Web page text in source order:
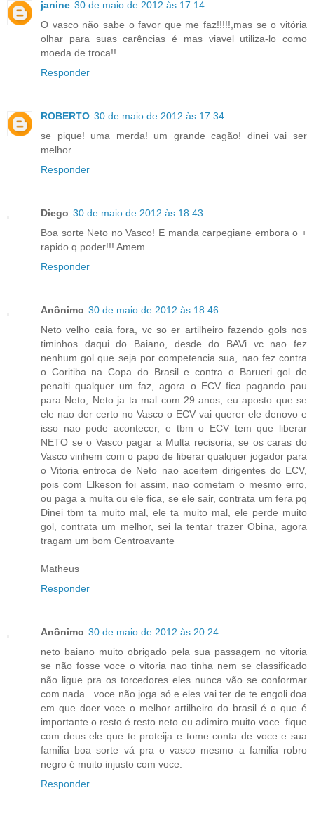
janine 30 de maio de 2012 às 17:14
O vasco não sabe o favor que me faz!!!!!,mas se o vitória
olhar para suas carências é mas viavel utiliza-lo como
moeda de troca!!
Responder
ROBERTO 30 de maio de 2012 às 17:34
se pique! uma merda! um grande cagão! dinei vai ser
melhor
Responder
Diego 30 de maio de 2012 às 18:43
Boa sorte Neto no Vasco! E manda carpegiane embora o +
rapido q poder!!! Amem
Responder
Anônimo 30 de maio de 2012 às 18:46
Neto velho caia fora, vc so er artilheiro fazendo gols nos
timinhos daqui do Baiano, desde do BAVi vc nao fez
nenhum gol que seja por competencia sua, nao fez contra
o Coritiba na Copa do Brasil e contra o Barueri gol de
penalti qualquer um faz, agora o ECV fica pagando pau
para Neto, Neto ja ta mal com 29 anos, eu aposto que se
ele nao der certo no Vasco o ECV vai querer ele denovo e
isso nao pode acontecer, e tbm o ECV tem que liberar
NETO se o Vasco pagar a Multa recisoria, se os caras do
Vasco vinhem com o papo de liberar qualquer jogador para
o Vitoria entroca de Neto nao aceitem dirigentes do ECV,
pois com Elkeson foi assim, nao cometam o mesmo erro,
ou paga a multa ou ele fica, se ele sair, contrata um fera pq
Dinei tbm ta muito mal, ele ta muito mal, ele perde muito
gol, contrata um melhor, sei la tentar trazer Obina, agora
tragam um bom Centroavante
Matheus
Responder
Anônimo 30 de maio de 2012 às 20:24
neto baiano muito obrigado pela sua passagem no vitoria
se não fosse voce o vitoria nao tinha nem se classificado
não ligue pra os torcedores eles nunca vão se conformar
com nada . voce não joga só e eles vai ter de te engoli doa
em que doer voce o melhor artilheiro do brasil é o que é
importante.o resto é resto neto eu adimiro muito voce. fique
com deus ele que te proteija e tome conta de voce e sua
familia boa sorte vá pra o vasco mesmo a familia robro
negro é muito injusto com voce.
Responder